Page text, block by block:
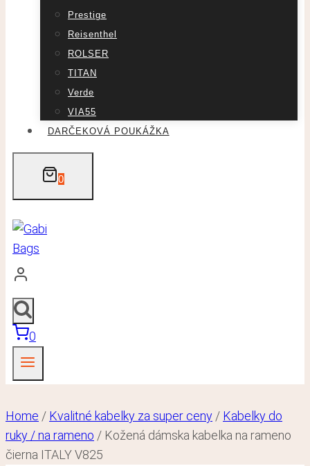
Prestige
Reisenthel
ROLSER
TITAN
Verde
VIA55
DARČEKOVÁ POUKÁŽKA
0
0
Home / Kvalitné kabelky za super ceny / Kabelky do
ruky / na rameno / Kožená dámska kabelka na rameno
čierna ITALY V825